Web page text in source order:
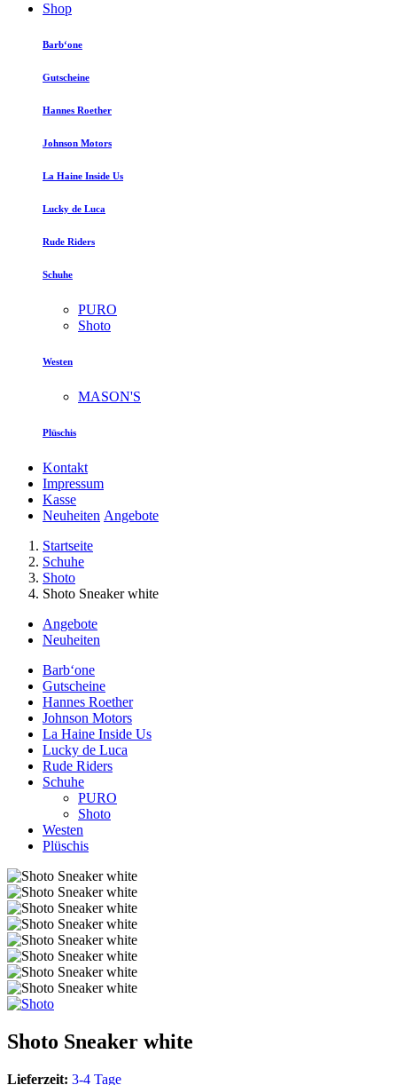
Shop
Barb‘one
Gutscheine
Hannes Roether
Johnson Motors
La Haine Inside Us
Lucky de Luca
Rude Riders
Schuhe
PURO
Shoto
Westen
MASON'S
Plüschis
Kontakt
Impressum
Kasse
Neuheiten Angebote
Startseite
Schuhe
Shoto
Shoto Sneaker white
Angebote
Neuheiten
Barb‘one
Gutscheine
Hannes Roether
Johnson Motors
La Haine Inside Us
Lucky de Luca
Rude Riders
Schuhe
PURO
Shoto
Westen
Plüschis
Shoto Sneaker white
Lieferzeit: 3-4 Tage